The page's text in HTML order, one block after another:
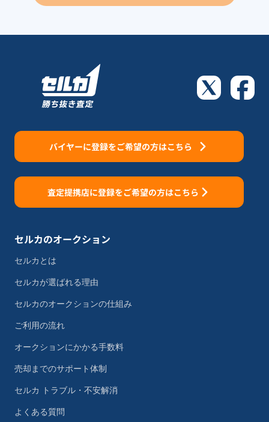
バイヤーに登録をご希望の方はこちら
査定提携店に登録をご希望の方はこちら
セルカのオークション
セルカとは
セルカが選ばれる理由
セルカのオークションの仕組み
ご利用の流れ
オークションにかかる手数料
売却までのサポート体制
セルカ トラブル・不安解消
よくある質問